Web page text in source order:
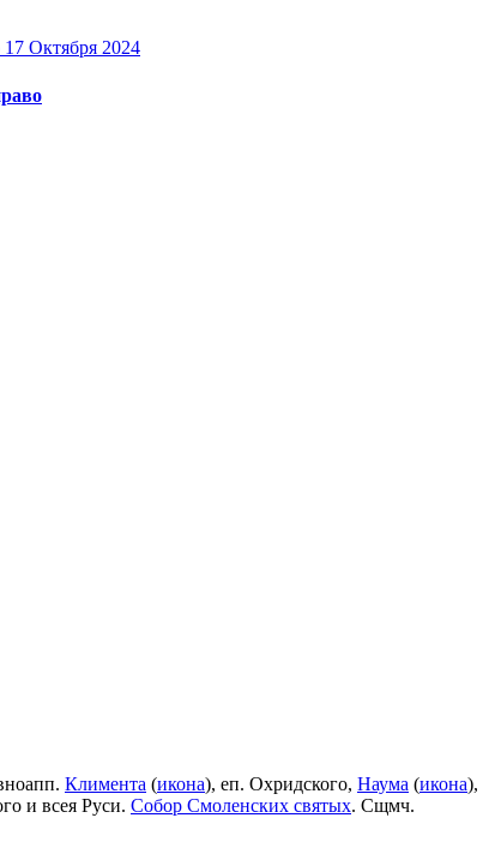
17 Октября 2024
Климента (икона), еп. Охридского, Наума (икона),
и всея Руси. Собор Смоленских святых. Сщмч.